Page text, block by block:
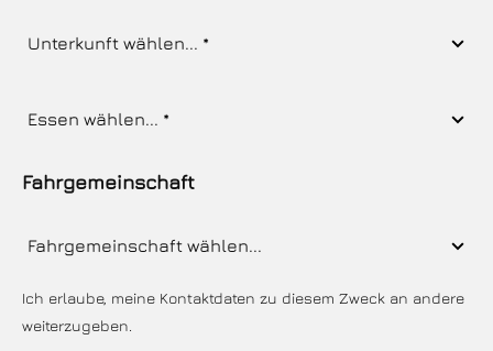
Fahrgemeinschaft
Ich erlaube, meine Kontaktdaten zu diesem Zweck an andere
weiterzugeben.